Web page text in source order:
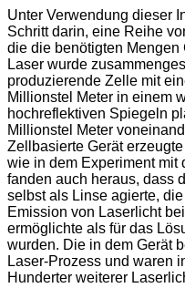
Unter Verwendung dieser
Schritt darin, eine Reihe
die die benötigten
Laser wurde
produzierende Zelle mit
Millionstel Meter in einem
hochreflektiven Spiegeln
Millionstel Meter
Zellbasierte Gerät
wie in dem Experiment mit
fanden auch heraus, dass
selbst als Linse agierte,
Emission von Laserlicht
ermöglichte als für das
wurden. Die in dem Gerät
Laser-Prozess und waren
Hunderter weiterer